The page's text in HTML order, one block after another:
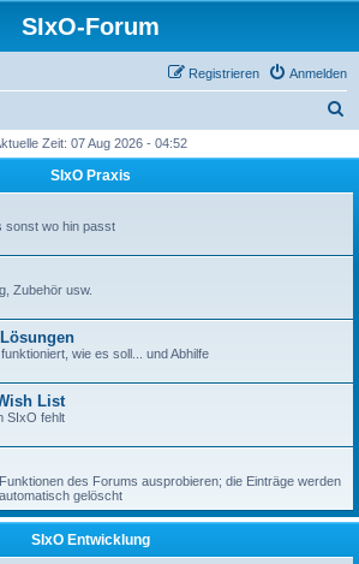
SIxO-Forum
Anmelden
Registrieren
h
Zeit: 07 Aug 2026 - 04:52
SIxO Praxis
sonst wo hin passt
Zubehör usw.
wie es soll... und Abhilfe
List
SIxO fehlt
des Forums ausprobieren; die Einträge werden
gelöscht
SIxO Entwicklung